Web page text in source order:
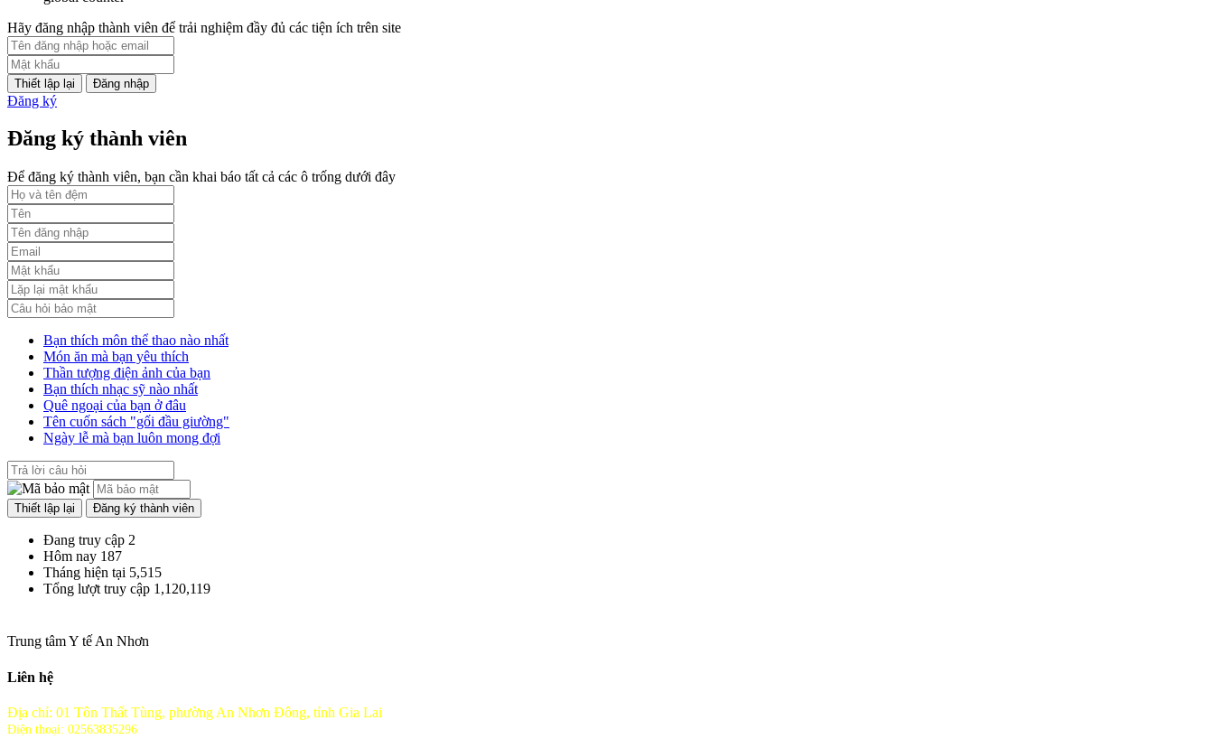
PL2-2164/UBND
Phụ lục 2 - Kèm theo quyết định số 2164
Lượt xem:1998 | lượt tải:1060
Lượt xem:2010 | lượt tải:1159
52/2019/QH14
Luật sửa đổi, bổ sung một số điều của luật cán bộ, công chức. luật công chức
Lượt xem:1784 | lượt tải:546
Hãy đăng nhập thành viên để trải nghiệm đầy đủ các tiện ích trên site
Đăng nhập
Đăng ký
Đăng ký thành viên
Để đăng ký thành viên, bạn cần khai báo tất cả các ô trống dưới đây
Bạn thích môn thể thao nào nhất
Món ăn mà bạn yêu thích
Thần tượng điện ảnh của bạn
Bạn thích nhạc sỹ nào nhất
Quê ngoại của bạn ở đâu
Tên cuốn sách "gối đầu giường"
Ngày lễ mà bạn luôn mong đợi
Đang truy cập 2
Hôm nay 187
Tháng hiện tại 5,515
Tổng lượt truy cập 1,120,119
Trung tâm Y tế An Nhơn
Liên hệ
Địa chỉ: 01 Tôn Thất Tùng, phường An Nhơn Đông, tỉnh Gia Lai
Điện thoại: 02563835296